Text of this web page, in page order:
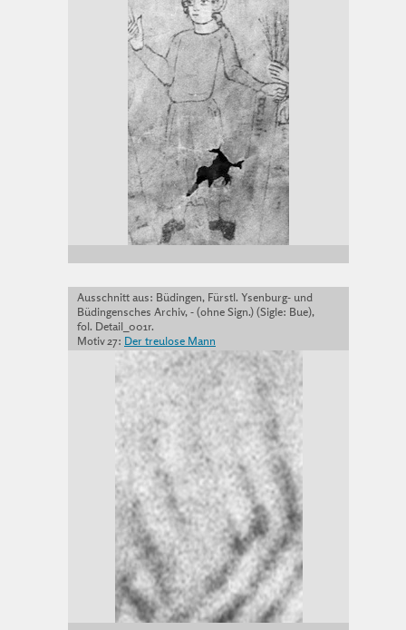
Ausschnitt aus: Büdingen, Fürstl. Ysenburg- und
Büdingensches Archiv, - (ohne Sign.) (Sigle: Bue),
fol. Detail_001r.
Motiv 27: Der treulose Mann